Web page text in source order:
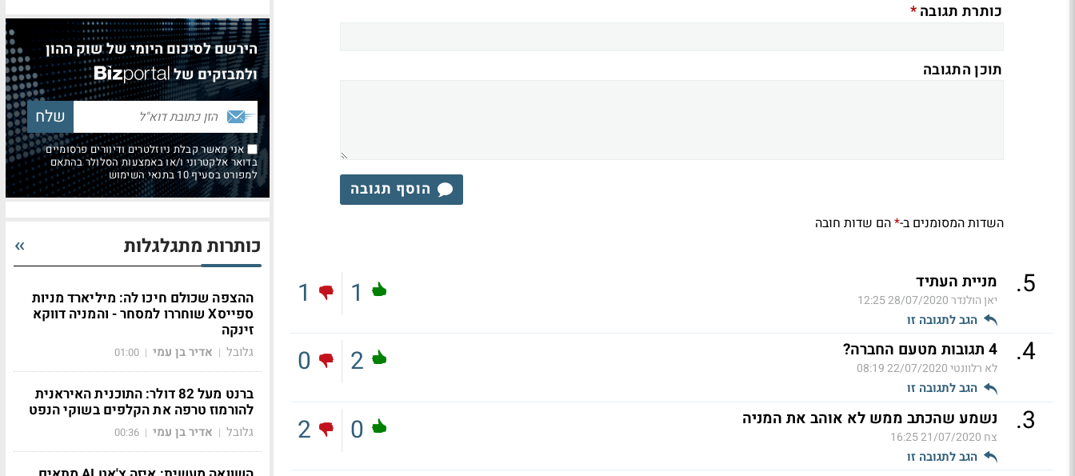
כותרת תגובה*
תוכן התגובה
הוסף תגובה
השדות המסומנים ב-*הם שדות חובה
5
. מניית העתיד
יאן הולנדר28/07/2020 12:25
הגב לתגובה זו
1
1
4
. 4 תגובות מטעם החברה?
לא רלוונטי22/07/2020 08:19
הגב לתגובה זו
2
0
3
. נשמע שהכתב ממש לא אוהב את המניה
צח 21/07/2020 16:25
הגב לתגובה זו
0
2
הירשם לסיכום היומי של שוק ההון
ולמבזקים של
אני מאשר קבלת ניוזלטרים ודיוורים פרסומיים
בדואר אלקטרוני ו/או באמצעות הסלולר בהתאם
למפורט בסעיף 10 בתנאי השימוש
כותרות מתגלגלות
ההצפה שכולם חיכו לה: מיליארד מניות
ספייסX שוחררו למסחר - והמניה דווקא
זינקה
גלובל | אדיר בן עמי |
01:00
ברנט מעל 82 דולר: התוכנית האיראנית
להורמוז טרפה את הקלפים בשוקי הנפט
גלובל | אדיר בן עמי |
00:36